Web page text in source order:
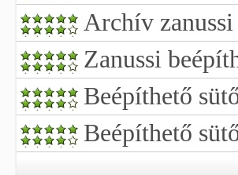
Archív
Zanussi
Beépíthető
Beépíthető